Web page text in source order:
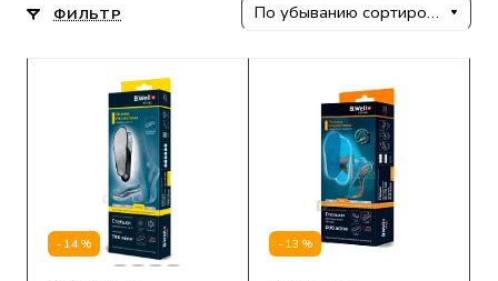
ФИЛЬТР По убыванию сортировки
-14% -13%